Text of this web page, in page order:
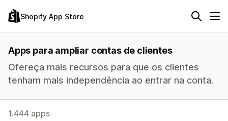
Shopify App Store
Apps para ampliar contas de clientes
Ofereça mais recursos para que os clientes
tenham mais independência ao entrar na conta.
1.444 apps